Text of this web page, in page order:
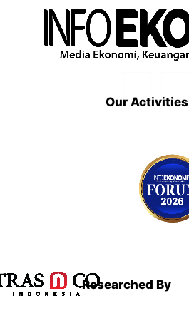
Our Activities
Researched By